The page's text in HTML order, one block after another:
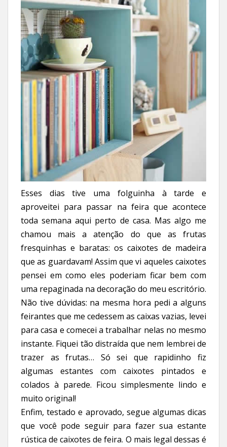
Esses dias tive uma folguinha à tarde e
aproveitei para passar na feira que acontece
toda semana aqui perto de casa. Mas algo me
chamou mais a atenção do que as frutas
fresquinhas e baratas: os caixotes de madeira
que as guardavam! Assim que vi aqueles caixotes
pensei em como eles poderiam ficar bem com
uma repaginada na decoração do meu escritório.
Não tive dúvidas: na mesma hora pedi a alguns
feirantes que me cedessem as caixas vazias, levei
para casa e comecei a trabalhar nelas no mesmo
instante. Fiquei tão distraída que nem lembrei de
trazer as frutas… Só sei que rapidinho fiz
algumas estantes com caixotes pintados e
colados à parede. Ficou simplesmente lindo e
muito original!
Enfim, testado e aprovado, segue algumas dicas
que você pode seguir para fazer sua estante
rústica de caixotes de feira. O mais legal dessas é